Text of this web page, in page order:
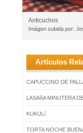
Anticuchos
Imágen subida por:
Artículos
CAPUCCINO DE
LASAñA MINUTERA
KUKULí
TORTA NOCHE